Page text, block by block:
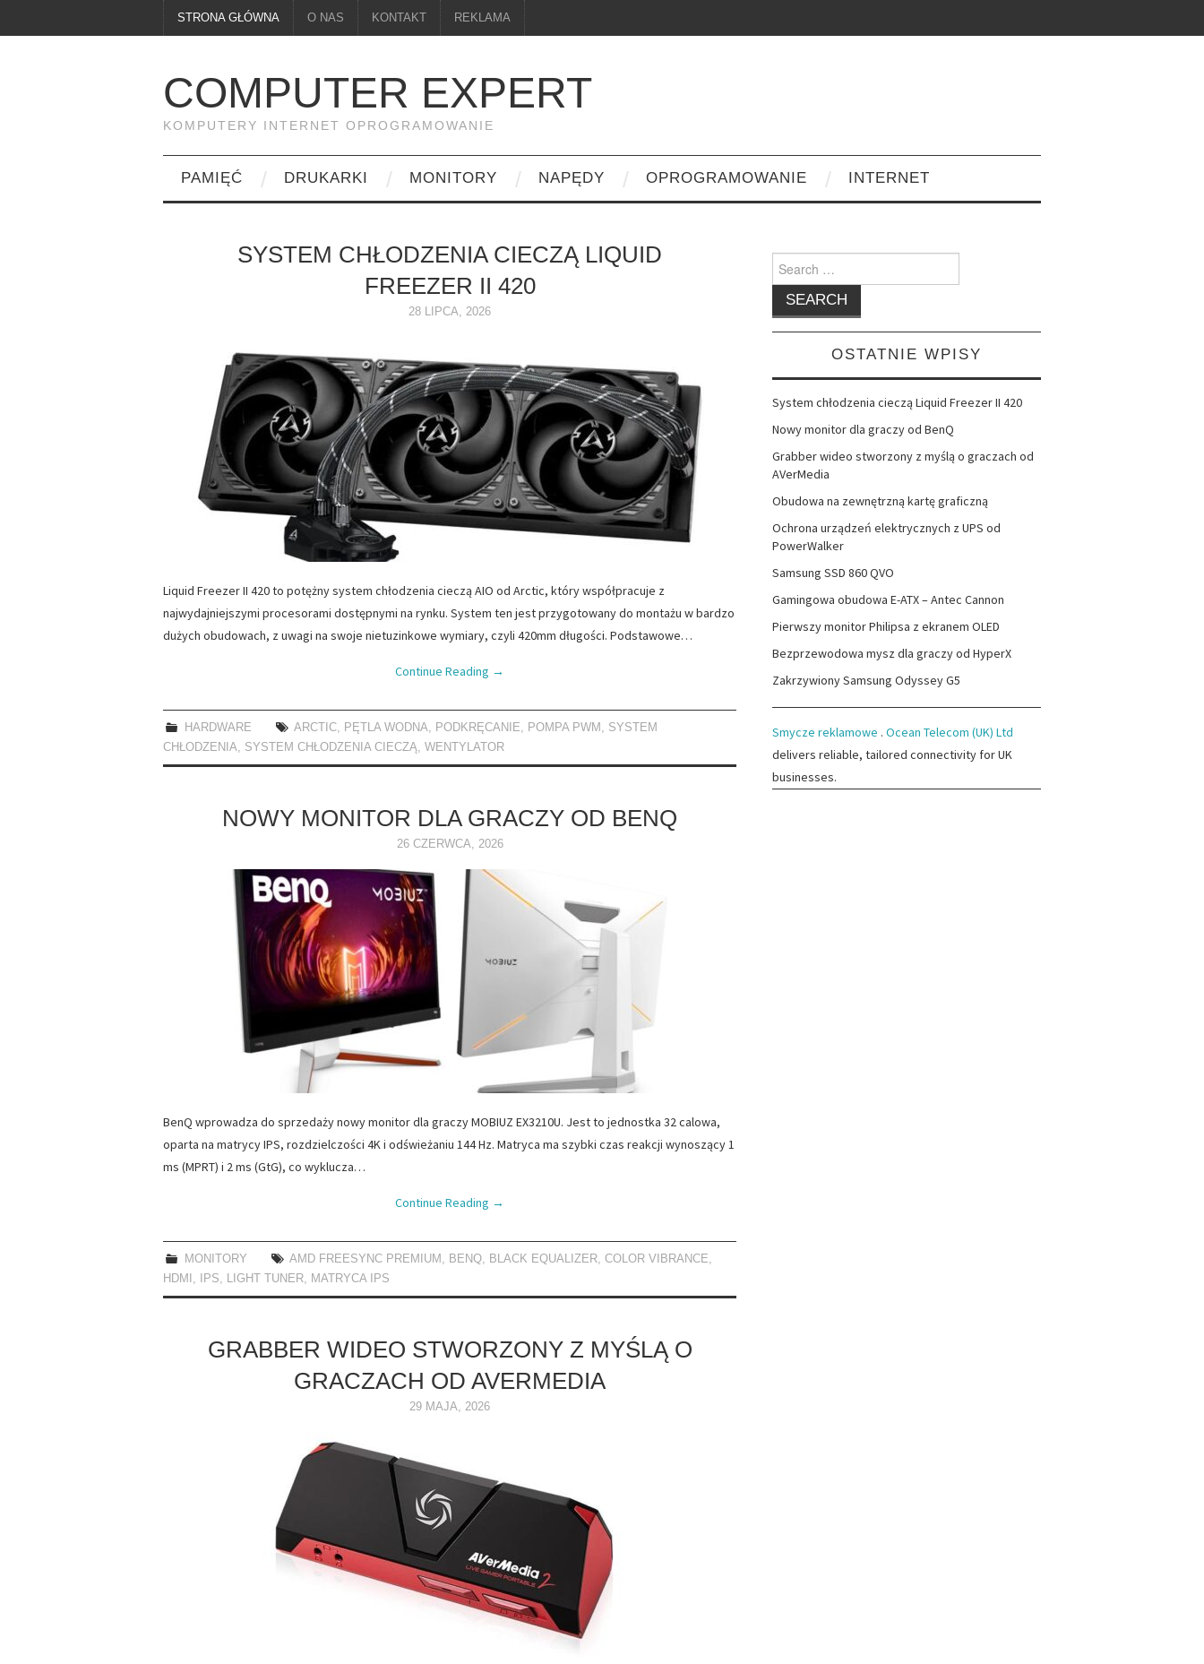
STRONA GŁÓWNA O NAS KONTAKT REKLAMA
COMPUTER EXPERT
KOMPUTERY INTERNET OPROGRAMOWANIE
PAMIĘĆ DRUKARKI MONITORY NAPĘDY OPROGRAMOWANIE INTERNET
SYSTEM CHŁODZENIA CIECZĄ LIQUID
FREEZER II 420
28 LIPCA, 2026
Liquid Freezer II 420 to potężny system chłodzenia cieczą AIO od Arctic, który współpracuje z
najwydajniejszymi procesorami dostępnymi na rynku. System ten jest przygotowany do montażu w bardzo
dużych obudowach, z uwagi na swoje nietuzinkowe wymiary, czyli 420mm długości. Podstawowe…
Continue Reading →
HARDWARE ARCTIC PĘTLA WODNA PODKRĘCANIE POMPA PWM
SYSTEM
CHŁODZENIA
SYSTEM CHŁODZENIA CIECZĄ WENTYLATOR
NOWY MONITOR DLA GRACZY OD BENQ
26 CZERWCA, 2026
BenQ wprowadza do sprzedaży nowy monitor dla graczy MOBIUZ EX3210U. Jest to jednostka 32 calowa,
oparta na matrycy IPS, rozdzielczości 4K i odświeżaniu 144 Hz. Matryca ma szybki czas reakcji wynoszący 1
ms (MPRT) i 2 ms (GtG), co wyklucza…
Continue Reading →
MONITORY AMD FREESYNC PREMIUM , BENQ, BLACK EQUALIZER,COLOR VIBRANCE,
HDMI , IPS, LIGHT TUNER, MATRYCA IPS
GRABBER WIDEO STWORZONY Z MYŚLĄ O
GRACZACH OD AVERMEDIA
29 MAJA, 2026
Search
for:
OSTATNIE WPISY
System chłodzenia cieczą Liquid Freezer II 420
Nowy monitor dla graczy od BenQ
Grabber wideo stworzony z myślą o graczach od
AVerMedia
Obudowa na zewnętrzną kartę graficzną
Ochrona urządzeń elektrycznych z UPS od
PowerWalker
Samsung SSD 860 QVO
Gamingowa obudowa E-ATX – Antec Cannon
Pierwszy monitor Philipsa z ekranem OLED
Bezprzewodowa mysz dla graczy od HyperX
Zakrzywiony Samsung Odyssey G5
Smycze reklamowe . Ocean Telecom (UK) Ltd
delivers reliable, tailored connectivity for UK
businesses.